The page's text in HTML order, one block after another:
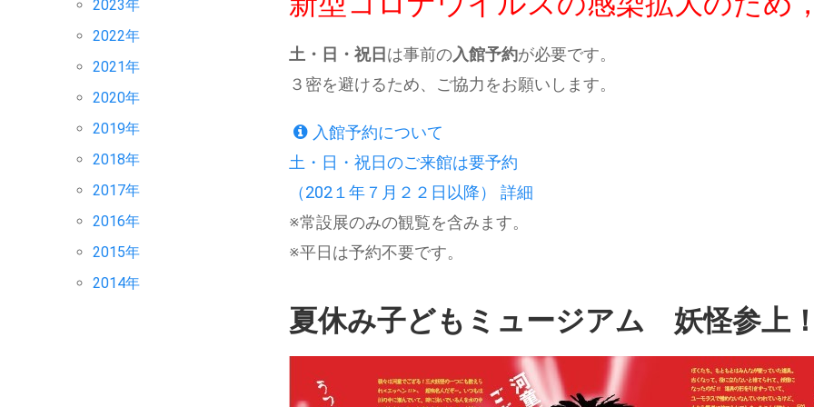
土・日・祝日 は事前の入館予約が必要です。
３密を避けるため、ご協力をお願いします。
入館予約について
土・日・祝日のご来館は要予約
（202１年７月２２日以降） 詳細
※常設展のみの観覧を含みます。
※平日は予約不要です。
夏休み子どもミュージアム 妖怪参上
2023年
2022年
2021年
2020年
2019年
2018年
2017年
2016年
2015年
2014年